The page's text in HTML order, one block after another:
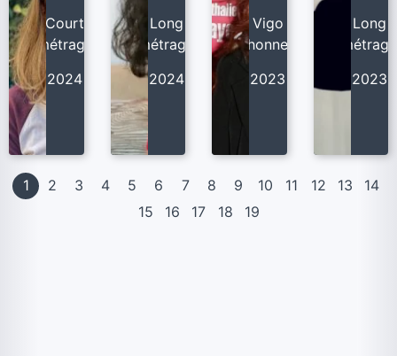
Court
métrage
2024
Long
métrage
2024
Vigo
d'honneur
2023
Long
métrage
2023
1 2 3 4 5 6 7 8 9 10 11 12 13
14
15
16 17 18 19